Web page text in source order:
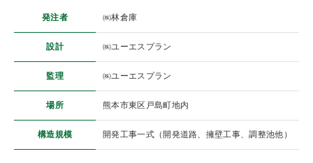
発注者 ㈱林倉庫
設計 ㈱ユーエスプラン
監理 ㈱ユーエスプラン
場所 熊本市東区戸島町地内
構造規模 開発工事一式（開発道路、擁壁工事、調整池他）